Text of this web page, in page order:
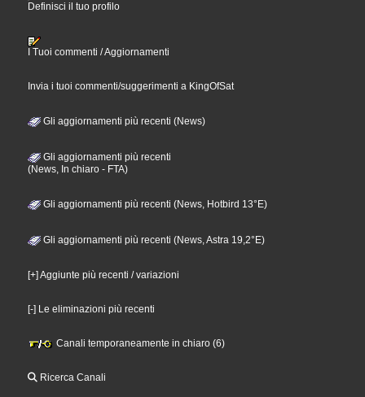
Definisci il tuo profilo
I Tuoi commenti / Aggiornamenti
Invia i tuoi commenti/suggerimenti a KingOfSat
Gli aggiornamenti più recenti (News)
Gli aggiornamenti più recenti
(News, In chiaro - FTA)
Gli aggiornamenti più recenti (News, Hotbird 13°E)
Gli aggiornamenti più recenti (News, Astra 19,2°E)
[+] Aggiunte più recenti / variazioni
[-] Le eliminazioni più recenti
Canali temporaneamente in chiaro (6)
Ricerca Canali